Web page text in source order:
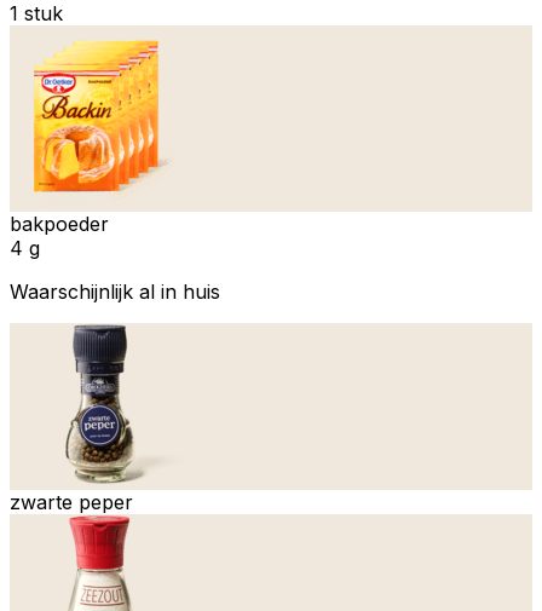
1 stuk
bakpoeder
4 g
Waarschijnlijk al in huis
zwarte peper